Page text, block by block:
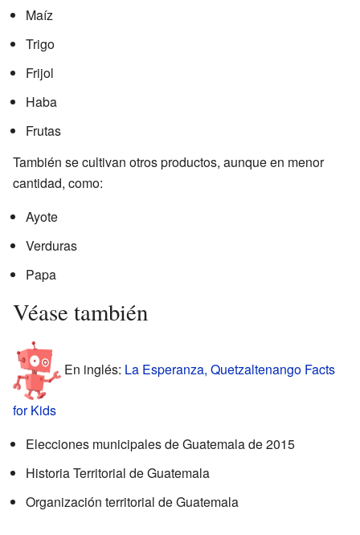
Maíz
Trigo
Frijol
Haba
Frutas
También se cultivan otros productos, aunque en menor
cantidad, como:
Ayote
Verduras
Papa
Véase también
En inglés: La Esperanza, Quetzaltenango Facts
for Kids
Elecciones municipales de Guatemala de 2015
Historia Territorial de Guatemala
Organización territorial de Guatemala